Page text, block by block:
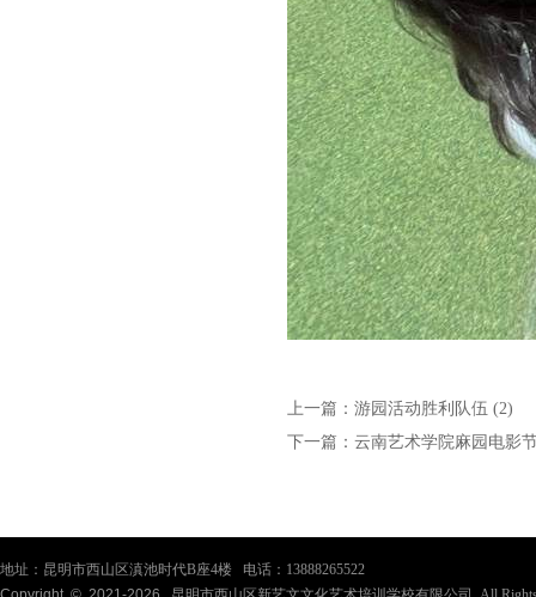
上一篇： 游园活动胜利队伍 (2)
下一篇： 云南艺术学院麻园电影
地址：昆明市西山区滇池时代B座4楼 电话：13888265522